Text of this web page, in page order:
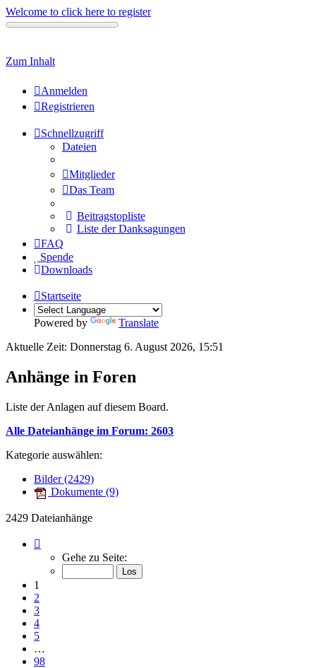
Welcome to click here to register
Zum Inhalt
Anmelden
Registrieren
Schnellzugriff
Dateien
Mitglieder
Das Team
Beitragstopliste
Liste der Danksagungen
FAQ
Spende
Downloads
Startseite
Powered by
Translate
Aktuelle Zeit: Donnerstag 6. August 2026, 15:51
Anhänge in Foren
Liste der Anlagen auf diesem Board.
Alle Dateianhänge im Forum: 2603
Kategorie auswählen:
Bilder (2429)
Dokumente (9)
2429 Dateianhänge
von
Gehe zu Seite:
1
2
3
4
5
…
98